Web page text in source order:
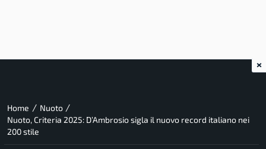
Home / Nuoto /
Nuoto, Criteria 2025: D’Ambrosio sigla il nuovo record italiano nei
200 stile
×